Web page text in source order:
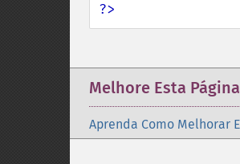
?>
Melhore Esta Página
Aprenda Como Melhorar